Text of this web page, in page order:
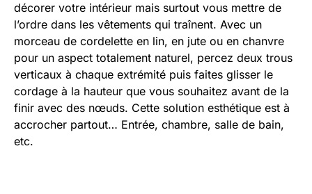
décorer votre intérieur mais surtout vous mettre de
l’ordre dans les vêtements qui traînent. Avec un
morceau de cordelette en lin, en jute ou en chanvre
pour un aspect totalement naturel, percez deux trous
verticaux à chaque extrémité puis faites glisser le
cordage à la hauteur que vous souhaitez avant de la
finir avec des nœuds. Cette solution esthétique est à
accrocher partout… Entrée, chambre, salle de bain,
etc.